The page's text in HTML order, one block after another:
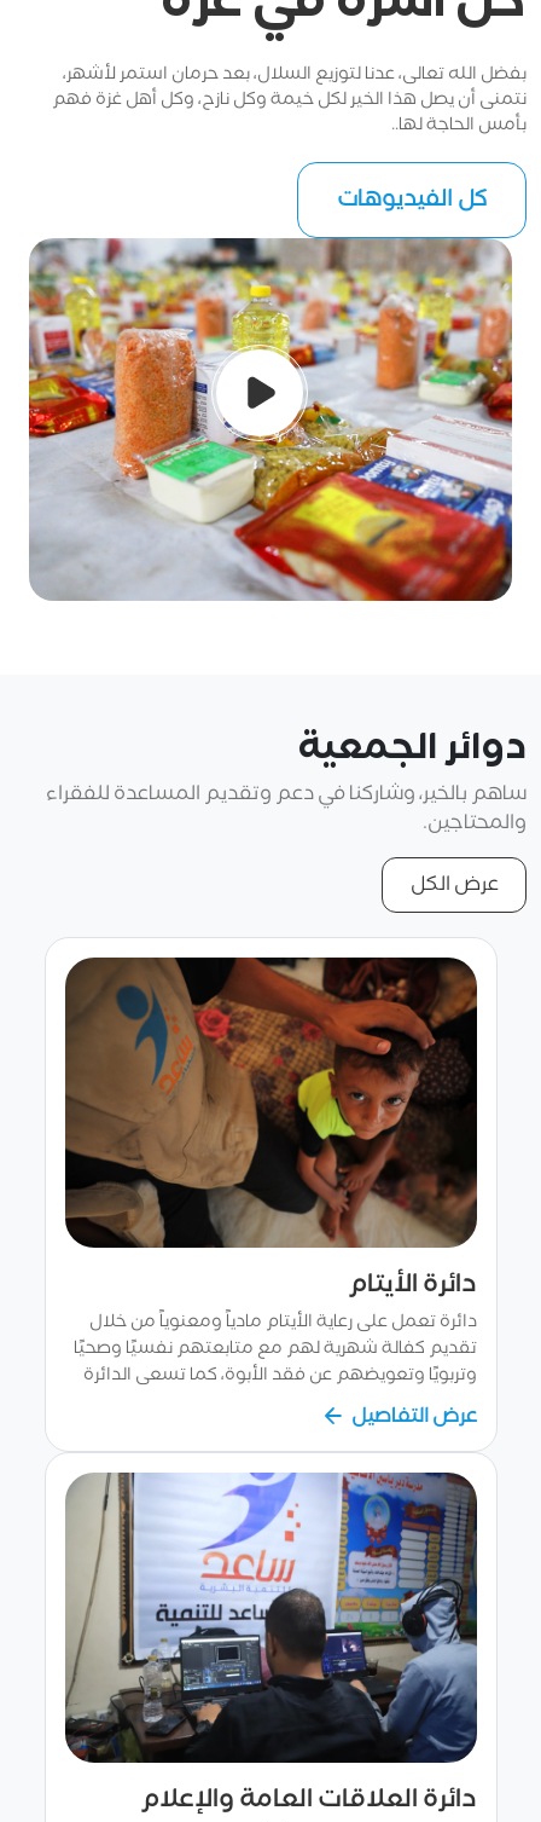
بفضل الله تعالى، عدنا لتوزيع السلال، بعد حرمان استمر لأشهر،
نتمنى أن يصل هذا الخير لكل خيمة وكل نازح، وكل أهل غزة فهم
بأمس الحاجة لها..
كل الفيديوهات
دوائر الجمعية
ساهم بالخير، وشاركنا في دعم وتقديم المساعدة للفقراء
والمحتاجين.
عرض الكل
دائرة الأيتام
دائرة تعمل على رعاية الأيتام مادياً ومعنوياً من خلال
تقديم كفالة شهرية لهم مع متابعتهم نفسيًا وصحيًا
وتربويًا وتعويضهم عن فقد الأبوة، كما تسعى الدائرة
جاهدة للتخفيف من معاناتهم وتوفير...
عرض التفاصيل
دائرة العلاقات العامة والإعلام